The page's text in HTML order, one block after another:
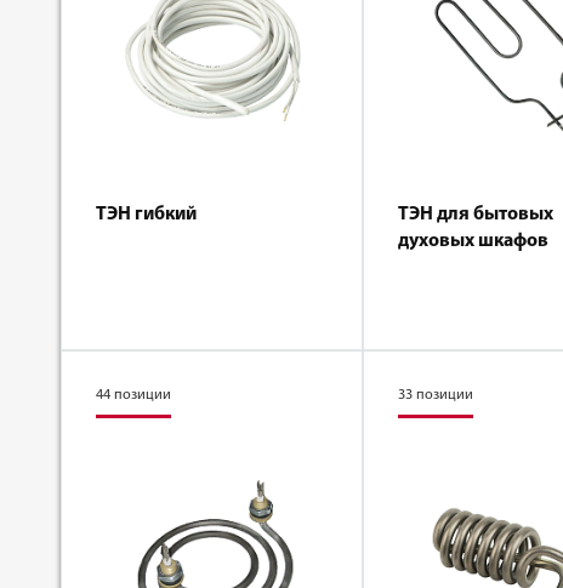
ТЭН гибкий
ТЭН для бытовых
духовых шкафов
44 позиции 33 позиции